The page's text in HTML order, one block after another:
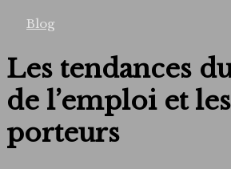
Blog
Les tendances
de l’emploi et
porteurs